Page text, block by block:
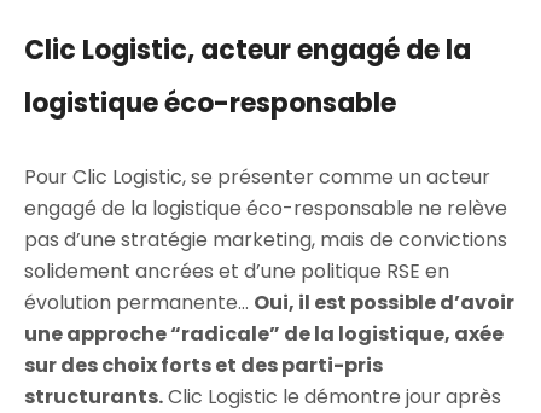
Clic Logistic, acteur engagé de la
logistique éco-responsable
Pour Clic Logistic, se présenter comme un acteur
engagé de la logistique éco-responsable ne relève
pas d’une stratégie marketing, mais de convictions
solidement ancrées et d’une politique RSE en
évolution permanente… Oui, il est possible d’avoir
une approche “radicale” de la logistique, axée
sur des choix forts et des parti-pris
structurants.Clic Logistic le démontre jour après